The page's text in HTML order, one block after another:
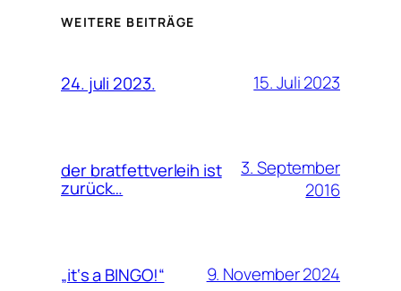
WEITERE BEITRÄGE
24. juli 2023. 15. Juli 2023
der bratfettverleih ist
zurück…
3. September
2016
„it‘s a BINGO!“ 9. November 2024